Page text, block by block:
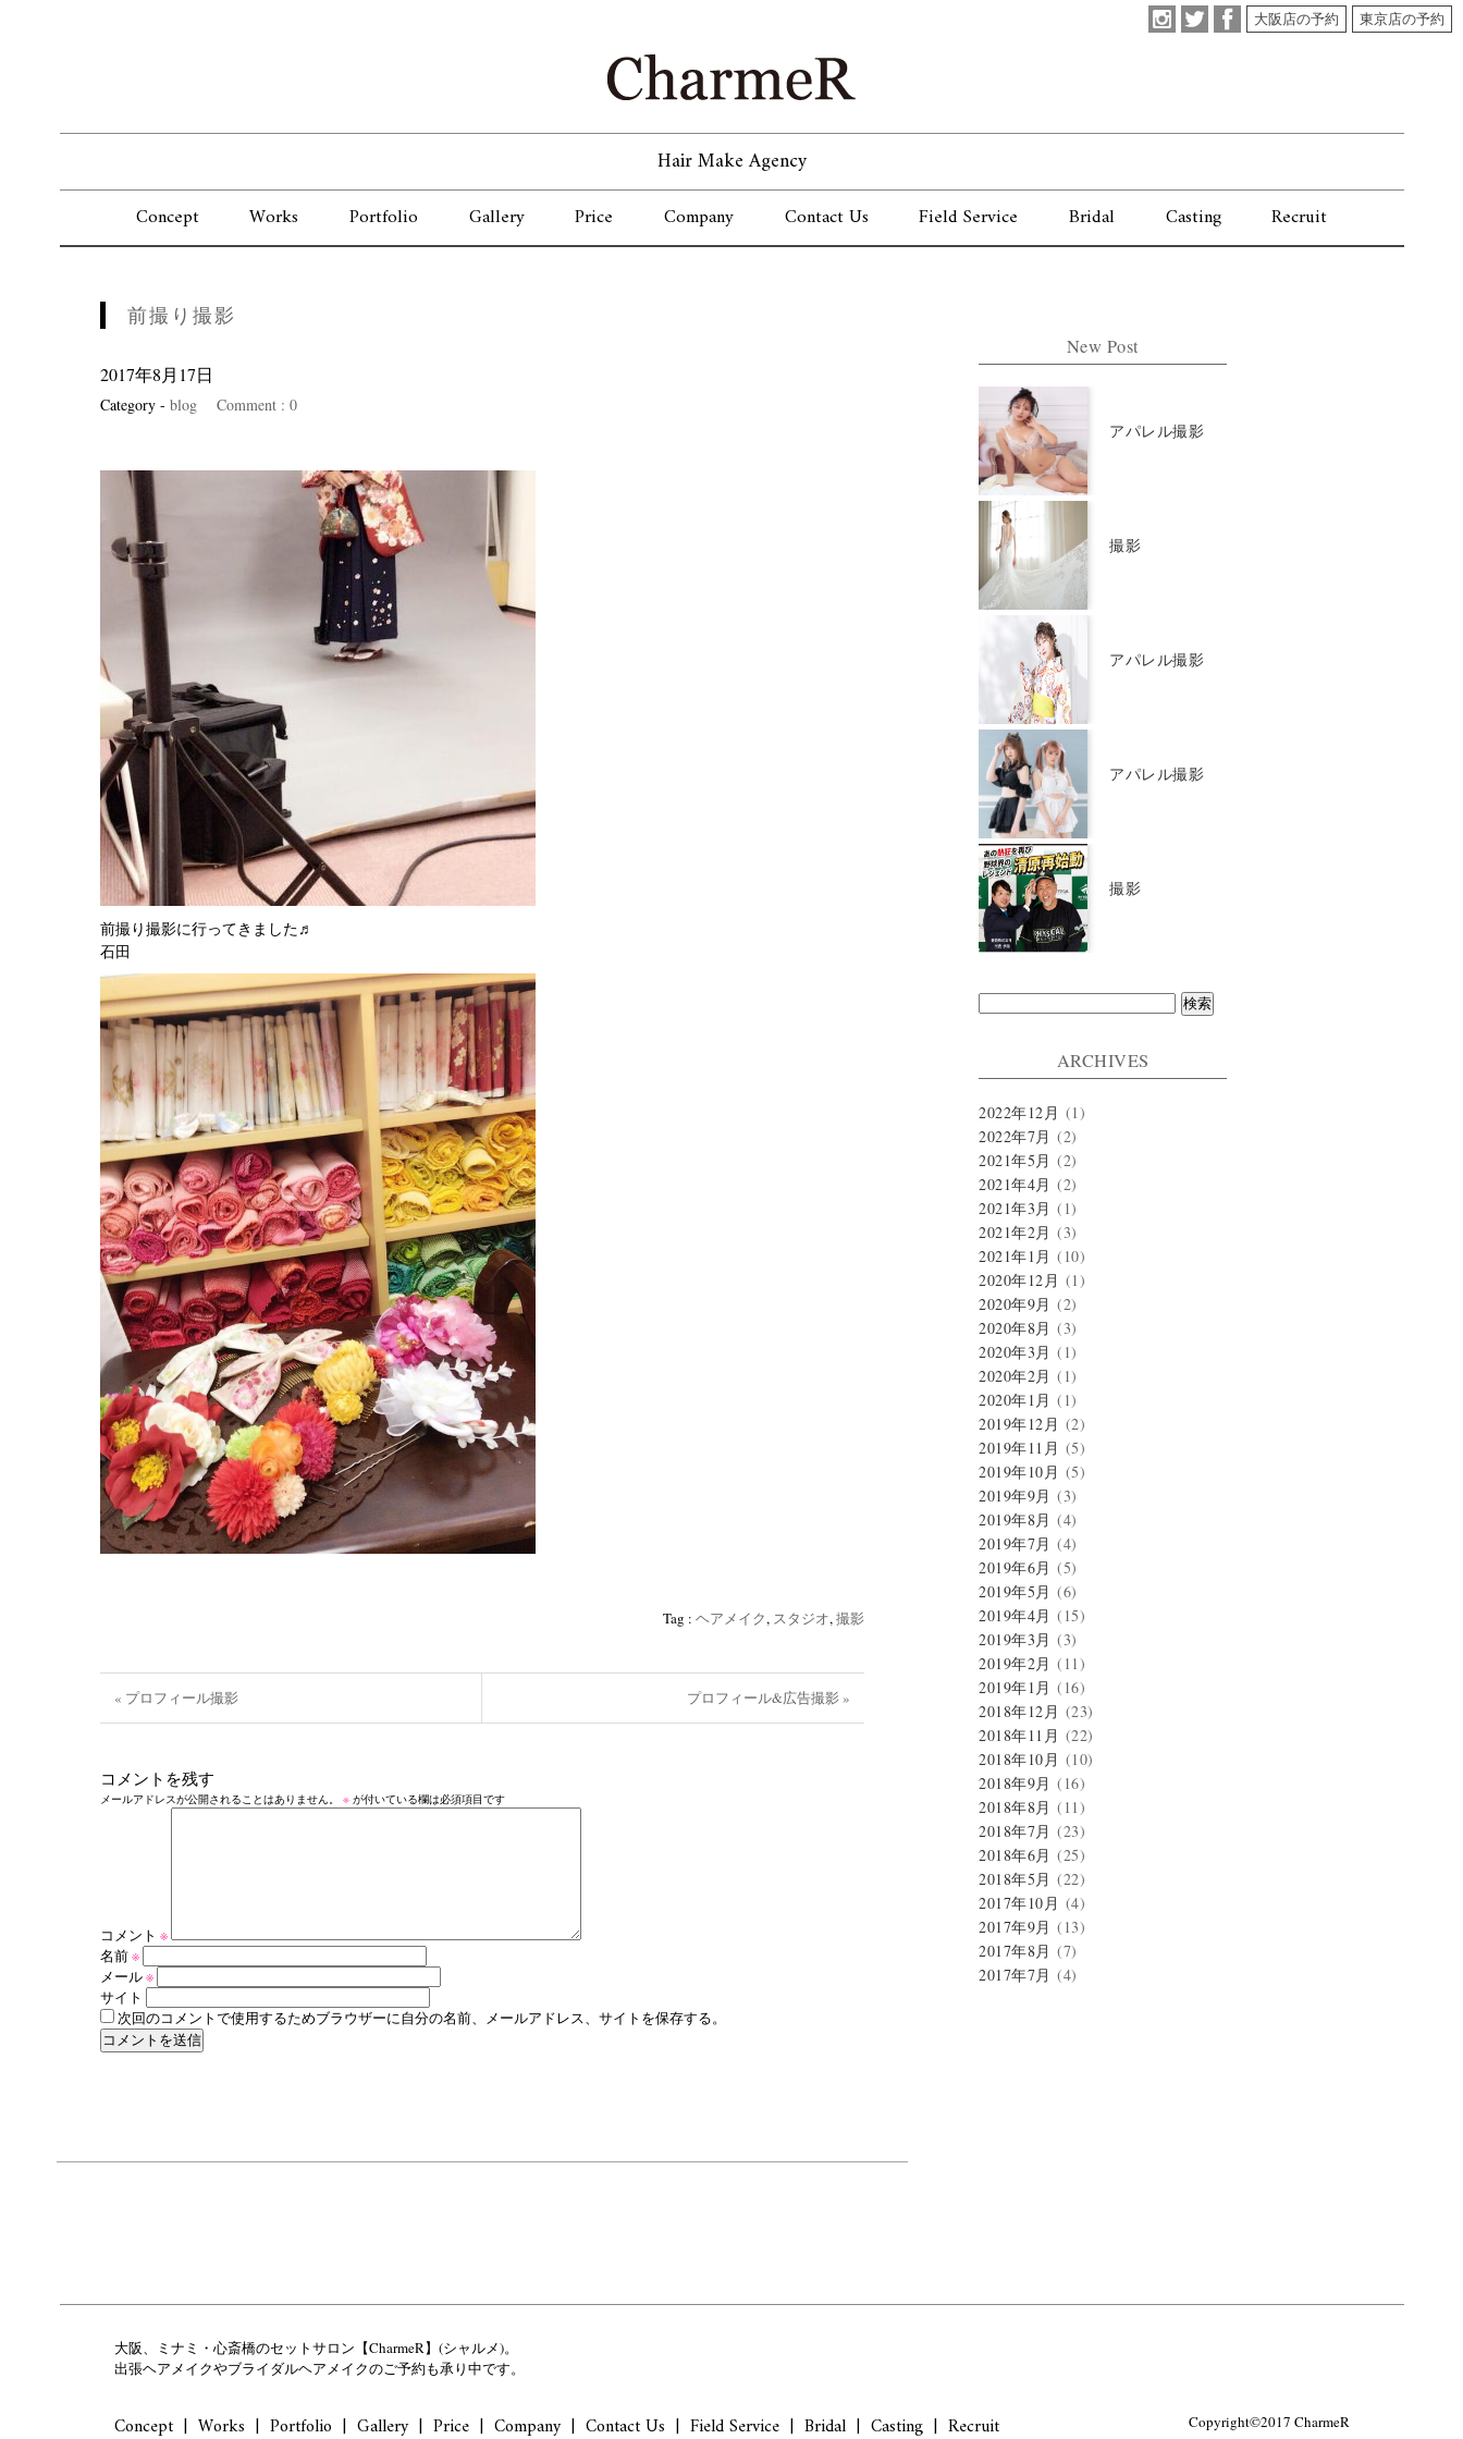
大阪店の予約 東京店の予約
Hair Make Agency
Concept Works Portfolio Gallery Price Company Contact Us Field Service Bridal Casting Recruit
前撮り撮影
2017年8月17日
Category - blog Comment : 0
前撮り撮影に行ってきました♬
石田
Tag : ‪ヘアメイク, スタジオ‬,撮影
« プロフィール撮影 プロフィール&広告撮影 »
コメントを残す
メールアドレスが公開されることはありません。 ※ が付いている欄は必須項目です
コメント ※
名前※
メール※
サイト
次回のコメントで使用するためブラウザーに自分の名前、メールアドレス、サイトを保存する。
New Post
アパレル撮影
撮影
アパレル撮影
アパレル撮影
撮影
検
ARCHIVES
2022年12月 (1)
2022年7月 (2)
2021年5月 (2)
2021年4月 (2)
2021年3月 (1)
2021年2月 (3)
2021年1月 (10)
2020年12月 (1)
2020年9月 (2)
2020年8月 (3)
2020年3月 (1)
2020年2月 (1)
2020年1月 (1)
2019年12月 (2)
2019年11月 (5)
2019年10月 (5)
2019年9月 (3)
2019年8月 (4)
2019年7月 (4)
2019年6月 (5)
2019年5月 (6)
2019年4月 (15)
2019年3月 (3)
2019年2月 (11)
2019年1月 (16)
2018年12月 (23)
2018年11月 (22)
2018年10月 (10)
2018年9月 (16)
2018年8月 (11)
2018年7月 (23)
2018年6月 (25)
2018年5月 (22)
2017年10月 (4)
2017年9月 (13)
2017年8月 (7)
2017年7月 (4)
大阪、ミナミ・心斎橋のセットサロン【CharmeR】(シャルメ)。
出張ヘアメイクやブライダルヘアメイクのご予約も承り中です。
Concept Works Portfolio Gallery Price Company Contact Us Field Service Bridal Casting Recruit Copyright©2017 CharmeR